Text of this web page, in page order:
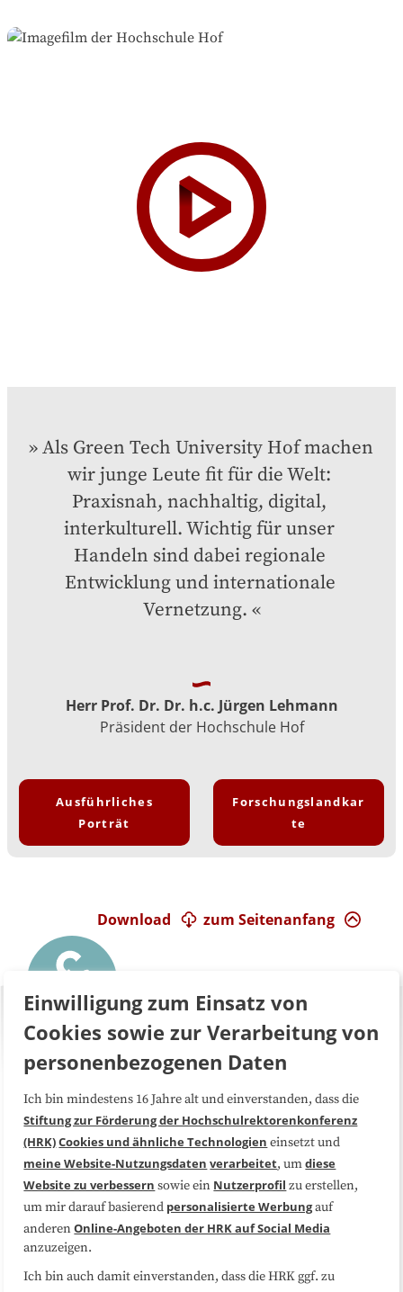
Als Green Tech University Hof machen
wir junge Leute fit für die Welt:
Praxisnah, nachhaltig, digital,
interkulturell. Wichtig für unser
Handeln sind dabei regionale
Entwicklung und internationale
Vernetzung.
Herr Prof. Dr. Dr. h.c. Jürgen Lehmann
Präsident der Hochschule Hof
Ausführliches
Porträt
Forschungslandkar
te
zum Seitenanfang
Download
Über uns FAQ
Medienarbeit Kooperationen
Datenschutzerklärung Impressum
Sitemap
Einwilligung zum Einsatz von
Cookies sowie zur Verarbeitung von
personenbezogenen Daten
Ich bin mindestens 16 Jahre alt und einverstanden, dass die
Stiftung zur Förderung der Hochschulrektorenkonferenz
(HRK)Cookies und ähnliche Technologien einsetzt und
meine Website-Nutzungsdaten verarbeitet, umdiese
Website zu verbessern sowie ein Nutzerprofil zu erstellen,
um mir darauf basierend personalisierte Werbungauf
anderenOnline-Angeboten der HRK auf Social Media
anzuzeigen.
Ich bin auch damit einverstanden, dass die HRK ggf. zu